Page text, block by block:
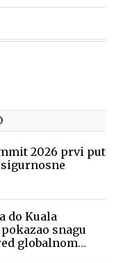
2026 prvi put
do Kuala
snagu
globalnom